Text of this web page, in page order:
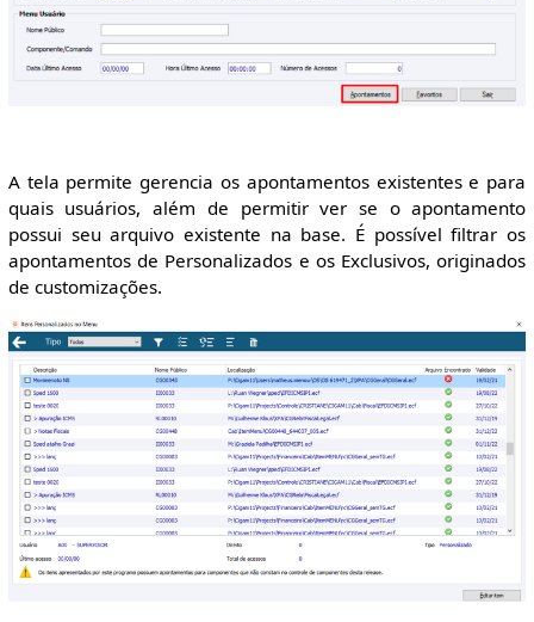
A tela permite gerencia os apontamentos existentes e para
quais usuários, além de permitir ver se o apontamento
possui seu arquivo existente na base. É possível filtrar os
apontamentos de Personalizados e os Exclusivos, originados
de customizações.